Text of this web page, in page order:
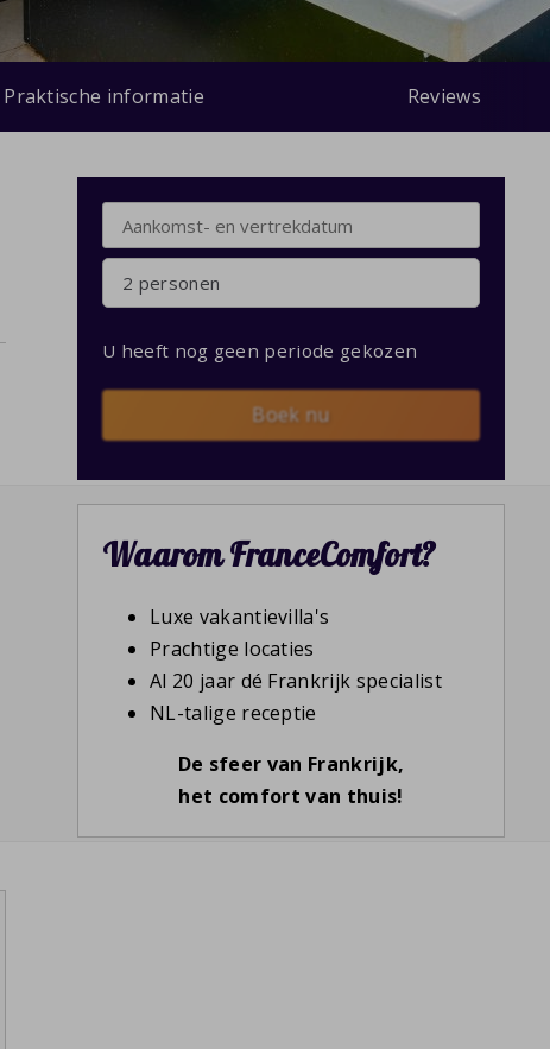
Praktische informatie Reviews
2 personen
U heeft nog geen periode gekozen
Boek nu
Waarom FranceComfort?
Luxe vakantievilla's
Prachtige locaties
Al 20 jaar dé Frankrijk specialist
NL-talige receptie
De sfeer van Frankrijk,
het comfort van thuis!